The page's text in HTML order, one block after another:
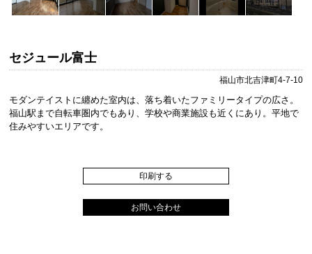
セジュール富士
福山市北吉津町4-7-10
モダンテイストに纏めた室内は、落ち着いたファミリータイプの広さ。
福山駅まで自転車圏内でもあり、学校や商業施設も近くにあり。平地で
住みやすいエリアです。
印刷する
お問い合わせ